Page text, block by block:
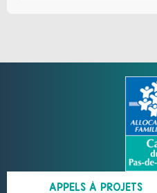
APPELS À PROJETS